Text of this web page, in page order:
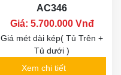
AC346
Giá: 5.700.000 Vnđ
Giá mét dài kép( Tủ Trên +
Tủ dưới )
Xem chi tiết